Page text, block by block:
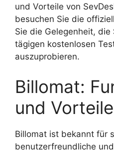
und Vorteile von
besuchen Sie die
Sie die Gelegenheit,
tägigen kostenlosen
auszuprobieren.
Billomat:
und Vorteile
Billomat ist bekannt für
benutzerfreundliche